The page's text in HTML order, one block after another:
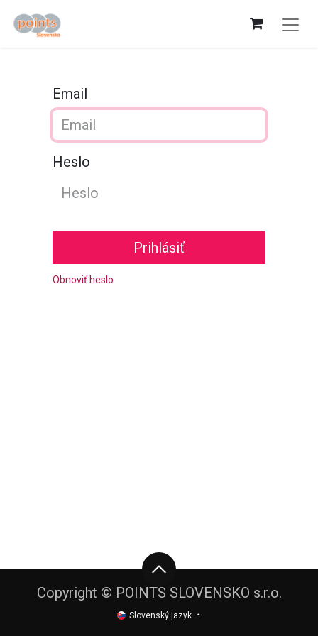
Email
Heslo
Prihlásiť
Obnoviť heslo
Copyright © POINTS SLOVENSKO s.r.o.
Slovenský jazyk